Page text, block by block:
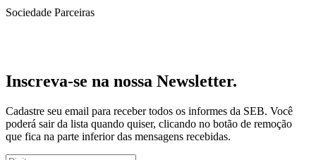
Sociedade Parceiras
Inscreva-se na nossa Newsletter.
Cadastre seu email para receber todos os informes da SEB. Você
poderá sair da lista quando quiser, clicando no botão de remoção
que fica na parte inferior das mensagens recebidas.